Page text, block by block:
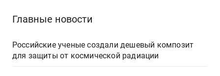
Главные новости
Российские ученые создали дешевый композит
для защиты от космической радиации